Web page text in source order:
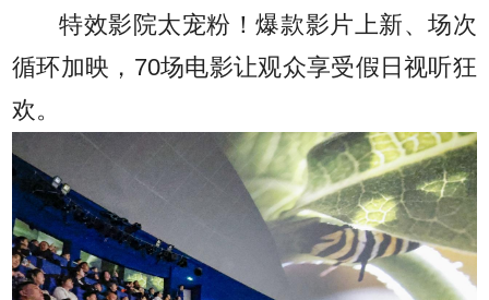
特效影院太宠粉！爆款影片上新、场次
循环加映，70场电影让观众享受假日视听狂
欢。